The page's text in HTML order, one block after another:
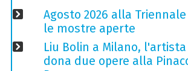
Agosto 2026 alla
le mostre aperte
Liu Bolin a Milano,
dona due opere alla